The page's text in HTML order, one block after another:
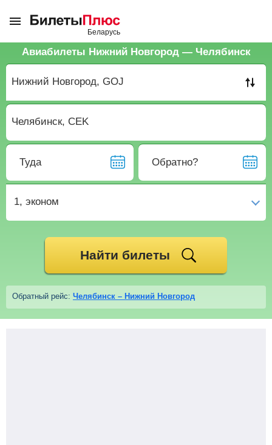
Авиабилеты Нижний Новгород — Челябинск
Туда Обратно?
1, эконом
Найти билеты
Обратный рейс: Челябинск – Нижний Новгород